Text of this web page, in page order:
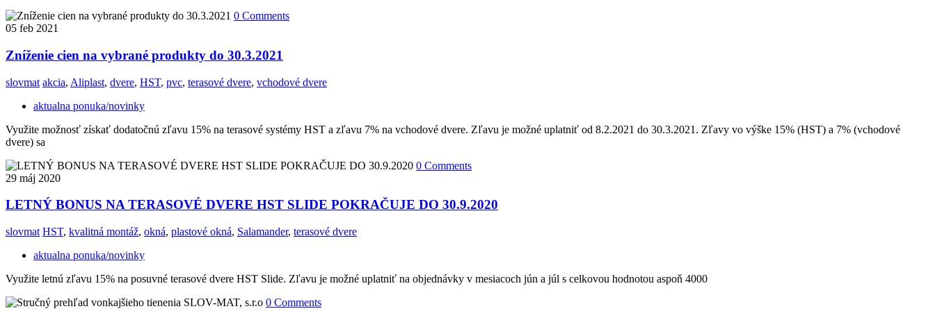
0 Comments
05 feb 2021
Zníženie cien na vybrané produkty do 30.3.2021
slovmat akcia, Aliplast, dvere, HST, pvc, terasové dvere, vchodové dvere
aktualna ponuka/novinky
Využite možnosť získať dodatočnú zľavu 15% na terasové systémy HST a zľavu 7% na vchodové dvere. Zľavu je možné uplatniť od 8.2.2021 do 30.3.2021. Zľavy vo výške 15% (HST) a 7% (vchodové
dvere) sa
0 Comments
29 máj 2020
LETNÝ BONUS NA TERASOVÉ DVERE HST SLIDE POKRAČUJE DO 30.9.2020
slovmat HST, kvalitná montáž, okná, plastové okná, Salamander, terasové dvere
aktualna ponuka/novinky
Využite letnú zľavu 15% na posuvné terasové dvere HST Slide. Zľavu je možné uplatniť na objednávky v mesiacoch jún a júl s celkovou hodnotou aspoň 4000
0 Comments